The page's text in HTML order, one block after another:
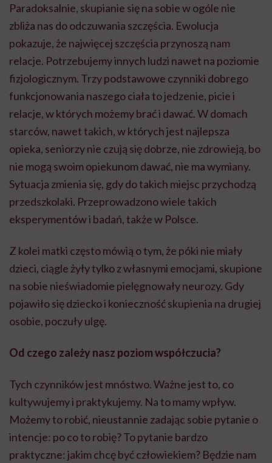
Paradoksalnie, skupianie się na sobie w ogóle nie
zbliża nas do odczuwania szczęścia. Ewolucja
pokazuje, że najwięcej szczęścia przynoszą nam
relacje. Potrzebujemy innych ludzi nawet na poziomie
fizjologicznym. Trzy podstawowe czynniki dobrego
funkcjonowania naszego ciała to jedzenie, picie i
relacje, w których możemy brać i dawać. W domach
starców, nawet takich, w których jest najlepsza
opieka, seniorzy nie czują się dobrze, nie zdrowieją, bo
nie mogą swoim opiekunom dawać, nie ma wymiany.
Sytuacja zmienia się, gdy do takich miejsc przychodzą
przedszkolaki. Przeprowadzono wiele takich
eksperymentów i badań, także w Polsce.
Z kolei matki często mówią o tym, że póki nie miały
dzieci, ciągle żyły tylko z własnymi emocjami, skupione
na sobie nieświadomie pielęgnowały neurozy. Gdy
pojawiło się dziecko i konieczność skupienia na drugiej
osobie, poczuły ulgę.
Od czego zależy nasz poziom współczucia?
Tych czynników jest mnóstwo. Ważne jest to, co
kultywujemy i praktykujemy. Na to mamy wpływ.
Możemy to robić, nieustannie zadając sobie pytanie o
intencje: po co to robię? To pytanie bardzo
praktyczne: jakim chcę być człowiekiem? Będzie nam